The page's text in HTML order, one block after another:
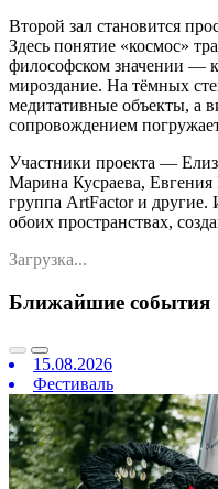
Второй зал становится
Здесь понятие «космос»
философском значении —
мироздание. На тёмных
медитативные объекты, а
сопровождением
Участники проекта —
Марина Кусраева,
группа ArtFactor и другие.
обоих пространствах,
Загрузка...
Ближайшие события
15.08.2026
Фестиваль